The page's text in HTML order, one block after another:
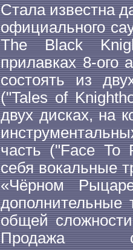
Стала известна
официального
The Black
прилавках 8-ого
состоять из
("Tales of
двух дисках, на
часть ("Face To
себя вокальные
«Чёрном
дополнительные
общей
Продажа